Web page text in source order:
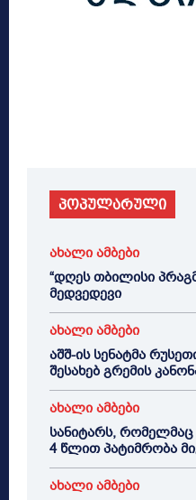
პოპულარული
ახალი ამბები
“დღეს თბილისი
მედვედევი
ახალი ამბები
აშშ-ის სენატმა
შესახებ გრემის
ახალი ამბები
სანიტარს,
4 წლით პატიმრობა
ახალი ამბები